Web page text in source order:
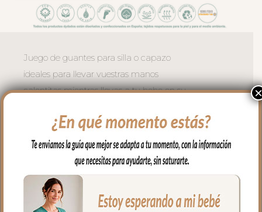
Juego de guantes para silla o capazo
ideales para llevar vuestras manos
calentitas mientras llevas a tu bebe en su
Se adaptan a todo tipo de sillas mediante
dos cremalleras laterales. Se coloca de
forma muy fácil y cómoda; abres las
carrito y vuelves a cerrar las cremalleras.
Puedes usar también en sillas de bastón
×